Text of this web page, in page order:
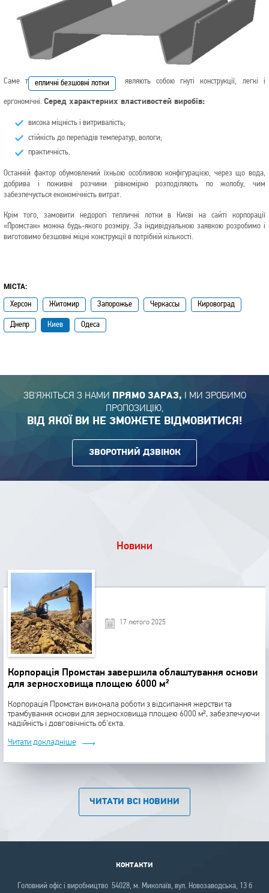
Саме т епличні безшовні лотки являють собою гнуті конструкції, легкі і
ергономічні. Серед характерних властивостей виробів:
висока міцність і витривалість;
стійкість до перепадів температур, вологи;
практичність.
Останній фактор обумовлений їхньою особливою конфігурацією, через що вода,
добрива і поживні розчини рівномірно розподіляють по жолобу, чим
забезпечується економічність витрат.
Крім того, замовити недорогі тепличні лотки в Києві на сайті корпорації
«Промстан» можна будь-якого розміру. За індивідуальною заявкою розробимо і
виготовимо безшовні міцні конструкції в потрібній кількості.
МІСТА:
Херсон Житомир Запорожье Черкассы Кировоград
Днепр Киев Одеса
ЗВ'ЯЖІТЬСЯ З НАМИ ПРЯМО ЗАРАЗ,
І МИ ЗРОБИМО
ПРОПОЗИЦІЮ,
ВІД ЯКОЇ ВИ НЕ ЗМОЖЕТЕ ВІДМОВИТИСЯ!
ЗВОРОТНИЙ ДЗВІНОК
Новини
17 лютого 2025
Корпорація Промстан завершила облаштування основи
для зерносховища площею 6000 м²
Корпорація Промстан виконала роботи з відсипання жерстви та
трамбування основи для зерносховища площею 6000 м², забезпечуючи
надійність і довговічність об'єкта.
Читати докладніше
ЧИТАТИ ВСІ НОВИНИ
КОНТАКТИ
Головний офіс і виробництво 54028, м. Миколаїв, вул. Новозаводська, 13 б